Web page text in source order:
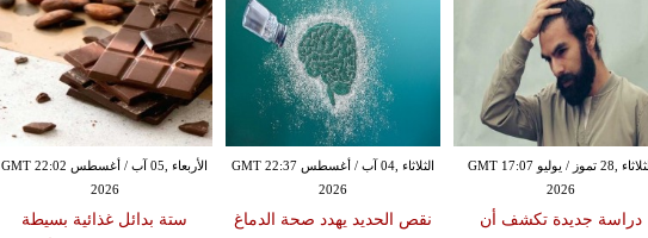
الأربعاء ,05 آب / أغسطس GMT 22:02
2026
ستة بدائل غذائية بسيطة
الثلاثاء ,04 آب / أغسطس GMT 22:37
2026
نقص الحديد يهدد صحة الدماغ
الثلاثاء ,28 تموز / يوليو GMT 17:07
2026
دراسة جديدة تكشف أن